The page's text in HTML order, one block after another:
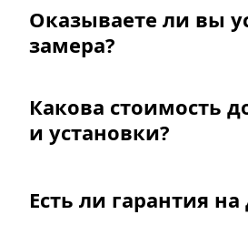
Оказываете ли вы
замера?
Какова стоимость
и установки?
Есть ли гарантия